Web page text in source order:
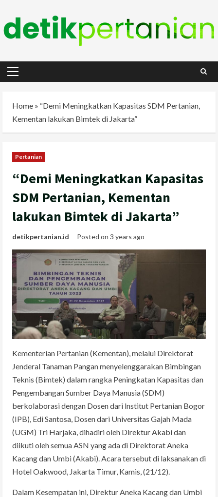
content
Primary
Home » “Demi Meningkatkan Kapasitas SDM Pertanian,
Kementan lakukan Bimtek di Jakarta”
Pertanian
“Demi Meningkatkan Kapasitas
SDM Pertanian, Kementan
lakukan Bimtek di Jakarta”
detikpertanian.id Posted on 3 years ago
Kementerian Pertanian (Kementan), melalui Direktorat
Jenderal Tanaman Pangan menyelenggarakan Bimbingan
Teknis (Bimtek) dalam rangka Peningkatan Kapasitas dan
Pengembangan Sumber Daya Manusia (SDM)
berkolaborasi dengan Dosen dari lnstitut Pertanian Bogor
(IPB), Edi Santosa, Dosen dari Universitas Gajah Mada
(UGM) Tri Harjaka, dihadiri oleh Direktur Akabi dan
diikuti oleh semua ASN yang ada di Direktorat Aneka
Kacang dan Umbi (Akabi). Acara tersebut di laksanakan di
Hotel Oakwood, Jakarta Timur, Kamis, (21/12).
Dalam Kesempatan ini, Direktur Aneka Kacang dan Umbi